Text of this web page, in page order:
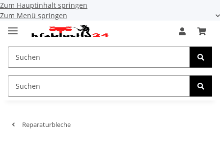
Zum Hauptinhalt springen
Zum Menü springen
Reparaturbleche